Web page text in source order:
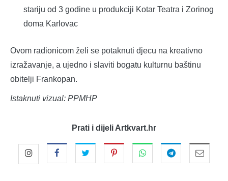
stariju od 3 godine u produkciji Kotar Teatra i Zorinog
doma Karlovac
Ovom radionicom želi se potaknuti djecu na kreativno
izražavanje, a ujedno i slaviti bogatu kulturnu baštinu
obitelji Frankopan.
Istaknuti vizual: PPMHP
Prati i dijeli Artkvart.hr